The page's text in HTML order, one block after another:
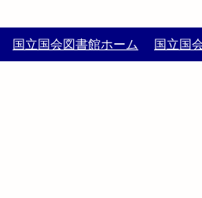
国立国会図書館ホーム 国立国